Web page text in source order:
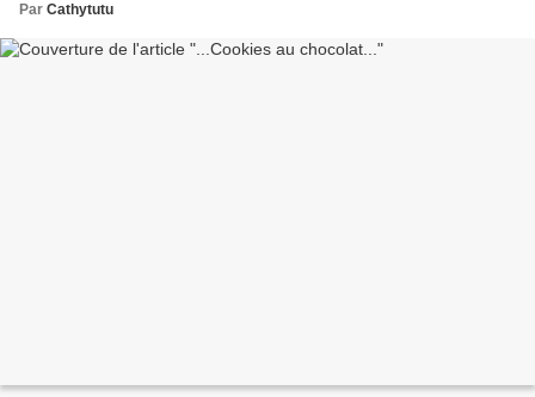
Par Cathytutu